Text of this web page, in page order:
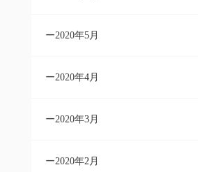
2020年5月
2020年4月
2020年3月
2020年2月